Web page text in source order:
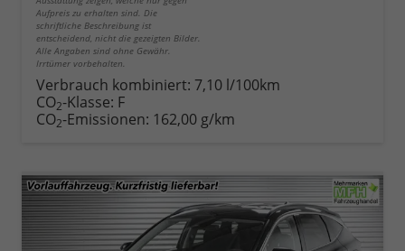
Aufpreis zu erhalten sind. Die
schriftliche Beschreibung ist
entscheidend, nicht die gezeigten Bilder.
Alle Angaben sind ohne Gewähr.
Irrtümer vorbehalten.
Verbrauch kombiniert: 7,10 l/100km
CO2-Klasse: F
CO2-Emissionen: 162,00 g/km